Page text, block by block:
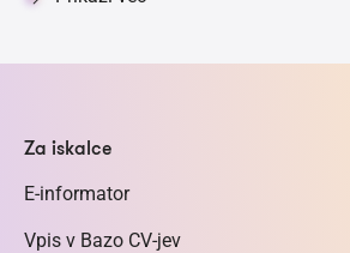
Za iskalce
E-informator
Vpis v Bazo CV-jev